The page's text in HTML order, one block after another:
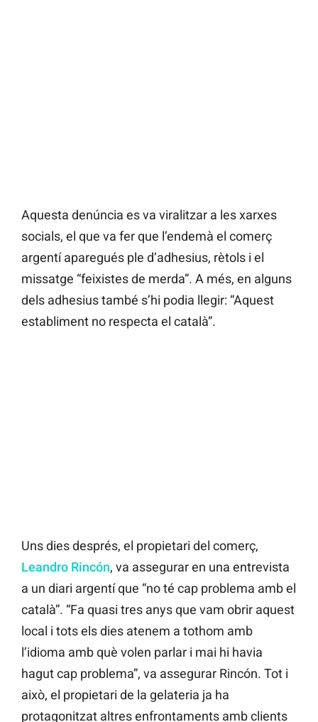
Aquesta denúncia es va viralitzar a les xarxes
socials, el que va fer que l’endemà el comerç
argentí aparegués ple d’adhesius, rètols i el
missatge “feixistes de merda”. A més, en alguns
dels adhesius també s’hi podia llegir: “Aquest
establiment no respecta el català”.
Uns dies després, el propietari del comerç,
Leandro Rincón, va assegurar en una entrevista
a un diari argentí que “no té cap problema amb el
català”. “Fa quasi tres anys que vam obrir aquest
local i tots els dies atenem a tothom amb
l’idioma amb què volen parlar i mai hi havia
hagut cap problema”, va assegurar Rincón. Tot i
això, el propietari de la gelateria ja ha
protagonitzat altres enfrontaments amb clients